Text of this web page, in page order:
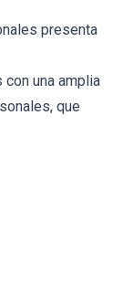
presenta
una amplia
que